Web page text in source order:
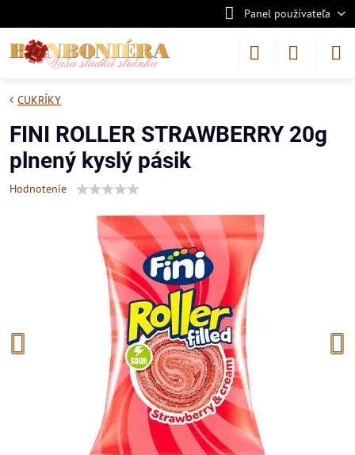
Panel používateľa
CUKRÍKY
FINI ROLLER STRAWBERRY 20g
plnený kyslý pásik
Hodnotenie